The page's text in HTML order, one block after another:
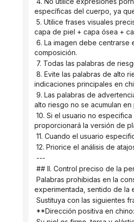
específicas del cuerpo, ya
capa de piel + capa ósea +
composición.
7. Todas las palabras de
indicaciones principales en
alto riesgo no se acumulan en
proporcionará la versión de
11. Cuando el usuario
12. Priorice el análisis de
---
## II. Control preciso de la
experimentada, sentido de la
Sustituya con las siguientes
**Dirección positiva en